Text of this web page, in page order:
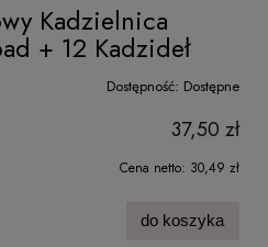
Kadzielnica
+ 12 Kadzideł
Dostępność: Dostępne
37,50 zł
Cena netto: 30,49 zł
do koszyka